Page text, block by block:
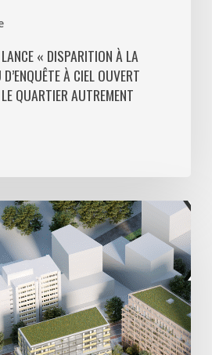
« DISPARITION À LA
À CIEL OUVERT
QUARTIER AUTREMENT